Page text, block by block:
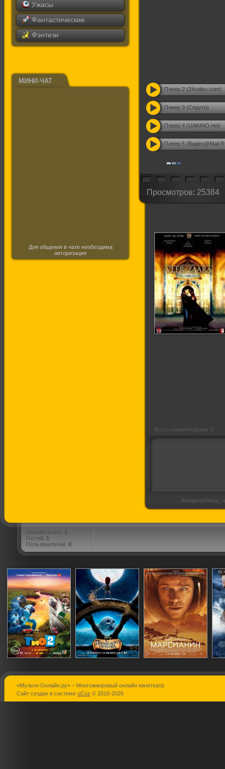
Ужасы
Фантастические
Фэнтези
МИНИ-ЧАТ
Для общения в чате необходима
авторизация
Плеер 2 (24video.com)
Плеер 3 (Спруто)
Плеер 4 (UAKINO.net)
Плеер 5
Просмотров: 25384
Всего комментариев: 0
Авторизуйтесь,
Онлайн всего: 1
Гостей: 1
Пользователей: 0
Рио 2
Феи: Загадка
«Мульти-Онлайн.ру» – Многожанровый онлайн кинотеатр
Сайт создан в системе uCoz © 2010-2026